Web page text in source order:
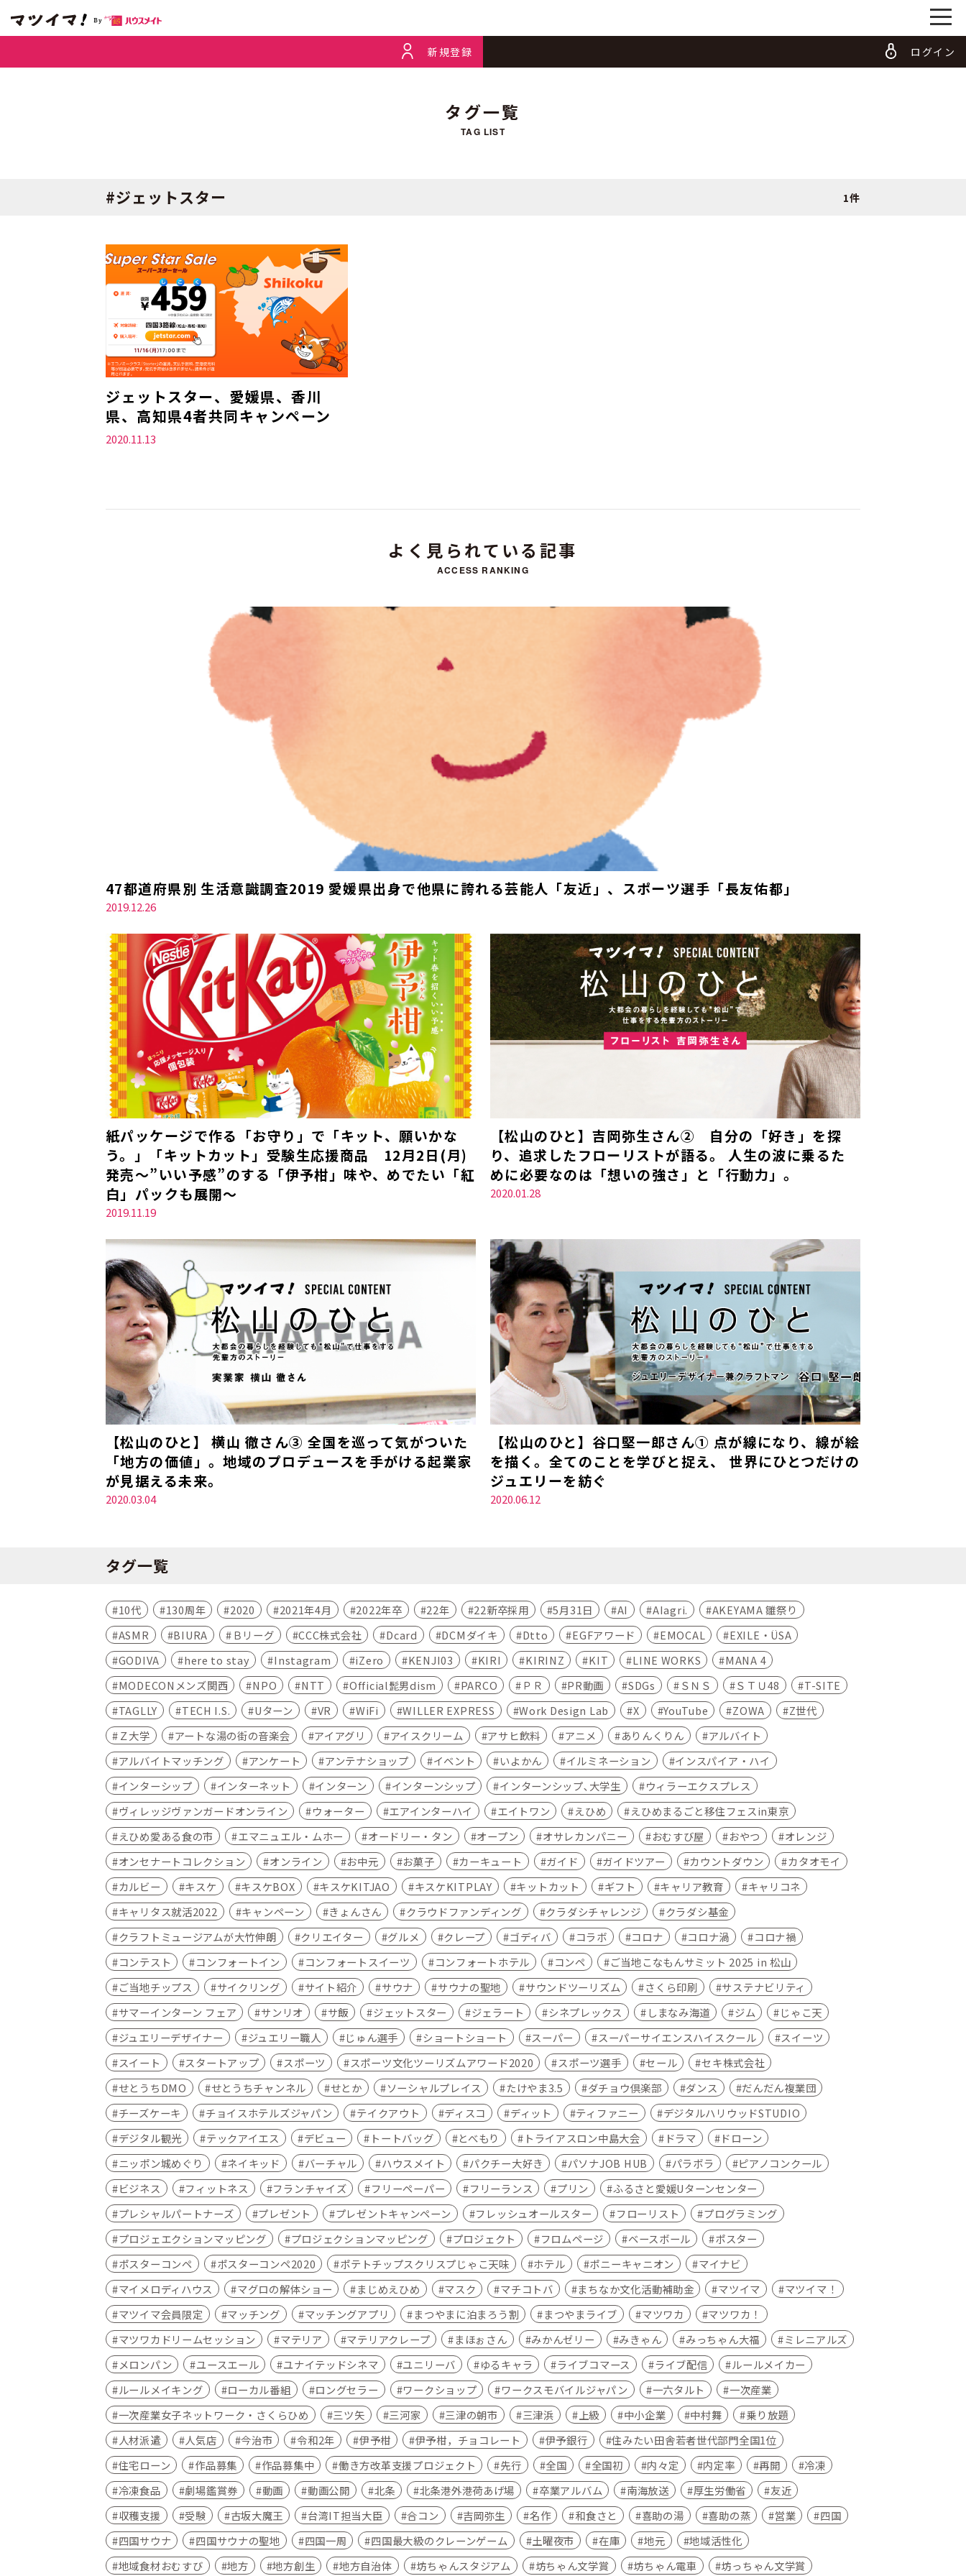
新規登録 ログイン
タグ一覧
TAG LIST
#ジェットスター 1件
ジェットスター、愛媛県、香川
県、高知県4者共同キャンペーン
2020.11.13
よく見られている記事
ACCESS RANKING
47都道府県別 生活意識調査2019 愛媛県出身で他県に誇れる芸能人「友近」、スポーツ選手「長友佑都」
2019.12.26
紙パッケージで作る「お守り」で「キット、願いかな
う。」「キットカット」受験生応援商品 12月2日(月)
発売～”いい予感”のする「伊予柑」味や、めでたい「紅
白」パックも展開～
2019.11.19
【松山のひと】吉岡弥生さん② 自分の「好き」を探
り、追求したフローリストが語る。 人生の波に乗るた
めに必要なのは「想いの強さ」と「行動力」。
2020.01.28
【松山のひと】 横山 徹さん③ 全国を巡って気がついた
「地方の価値」。地域のプロデュースを手がける起業家
が見据える未来。
2020.03.04
【松山のひと】谷口堅一郎さん① 点が線になり、線が絵
を描く。全てのことを学びと捉え、 世界にひとつだけの
ジュエリーを紡ぐ
2020.06.12
タグ一覧
10代 130周年 2020 2021年4月 2022年卒 22年 22新卒採用 5月31日 AI AIagri.
AKEYAMA 雛祭り
ASMR
BIURA Ｂリーグ CCC株式会社 Dcard DCMダイキ Dtto EGFアワード EMOCAL
EXILE・ÜSA
GODIVA
here to stay Instagram iZero KENJI03 KIRI KIRINZ KIT LINE WORKS
MANA 4
MODECONメンズ関西
NPO NTT Official髭男dism PARCO ＰＲ PR動画 SDGs ＳＮＳ ＳＴＵ48
T-SITE
TAGLLY
TECH I.S. Uターン VR WiFi WILLER EXPRESS Work Design Lab X YouTube ZOWA
Z世代
Ｚ大学
アートな湯の街の音楽会 アイアグリ アイスクリーム アサヒ飲料 アニメ ありんくりん
アルバイト
アルバイトマッチング
アンケート アンテナショップ イベント いよかん イルミネーション
インスパイア・ハイ
インターシップ
インターネット インターン インターンシップ インターンシップ､大学生
ウィラーエクスプレス
ヴィレッジヴァンガードオンライン
ウォーター エアインターハイ エイトワン えひめ
えひめまるごと移住フェスin東京
えひめ愛ある食の市
エマニュエル・ムホー オードリー・タン オープン オサレカンパニー おむすび屋 おやつ
オレンジ
オンセナートコレクション
オンライン お中元 お菓子 カーキュート ガイド ガイドツアー カウントダウン
カタオモイ
カルビー
キスケ キスケBOX キスケKITJAO キスケKITPLAY キットカット ギフト キャリア教育
キャリコネ
キャリタス就活2022
キャンペーン きょんさん クラウドファンディング クラダシチャレンジ
クラダシ基金
クラフトミュージアムが大竹伸朗
クリエイター グルメ クレープ ゴディバ コラボ コロナ コロナ渦
コロナ禍
コンテスト
コンフォートイン コンフォートスイーツ コンフォートホテル コンペ
ご当地こなもんサミット 2025 in 松山
ご当地チップス
サイクリング サイト紹介 サウナ サウナの聖地 サウンドツーリズム さくら印刷
サステナビリティ
サマーインターン フェア
サンリオ サ飯 ジェットスター ジェラート シネプレックス しまなみ海道 ジム
じゃこ天
ジュエリーデザイナー
ジュエリー職人 じゅん選手 ショートショート スーパー スーパーサイエンスハイスクール
スイーツ
スイート
スタートアップ スポーツ スポーツ文化ツーリズムアワード2020 スポーツ選手 セール
セキ株式会社
せとうちDMO
せとうちチャンネル せとか ソーシャルプレイス たけやま3.5 ダチョウ倶楽部 ダンス
だんだん複業団
チーズケーキ
チョイスホテルズジャパン テイクアウト ディスコ ディット ティファニー
デジタルハリウッドSTUDIO
デジタル観光
テックアイエス デビュー トートバッグ とべもり トライアスロン中島大会 ドラマ
ドローン
ニッポン城めぐり
ネイキッド バーチャル ハウスメイト パクチー大好き パソナJOB HUB パラボラ
ピアノコンクール
ビジネス
フィットネス フランチャイズ フリーペーパー フリーランス プリン
ふるさと愛媛Uターンセンター
プレシャルパートナーズ
プレゼント プレゼントキャンペーン フレッシュオールスター フローリスト
プログラミング
プロジェエクションマッピング
プロジェクションマッピング プロジェクト フロムページ ベースボール
ポスター
ポスターコンペ
ポスターコンペ2020 ポテトチップスクリスプじゃこ天味 ホテル ポニーキャニオン
マイナビ
マイメロディハウス
マグロの解体ショー まじめえひめ マスク マチコトバ まちなか文化活動補助金 マツイマ
マツイマ！
マツイマ会員限定
マッチング マッチングアプリ まつやまに泊まろう割 まつやまライブ マツワカ
マツワカ！
マツワカドリームセッション
マテリア マテリアクレープ まほぉさん みかんゼリー みきゃん みっちゃん大福
ミレニアルズ
メロンパン
ユースエール ユナイテッドシネマ ユニリーバ ゆるキャラ ライブコマース ライブ配信
ルールメイカー
ルールメイキング
ローカル番組 ロングセラー ワークショップ ワークスモバイルジャパン 一六タルト
一次産業
一次産業女子ネットワーク・さくらひめ
三ツ矢 三河家 三津の朝市 三津浜 上級 中小企業 中村舞
乗り放題
人材派遣
人気店 今治市 令和2年 伊予柑 伊予柑，チョコレート 伊予銀行
住みたい田舎若者世代部門全国1位
住宅ローン
作品募集 作品募集中 働き方改革支援プロジェクト 先行 全国 全国初 内々定 内定率 再開
冷凍
冷凍食品
劇場鑑賞券 動画 動画公開 北条 北条港外港荷あげ場 卒業アルバム 南海放送 厚生労働省
友近
収穫支援
受験 古坂大魔王 台湾IT担当大臣 合コン 吉岡弥生 名作 和食さと 喜助の湯 喜助の蒸 営業
四国
四国サウナ
四国サウナの聖地 四国一周 四国最大級のクレーンゲーム 土曜夜市 在庫 地元
地域活性化
地域食材おむすび
地方 地方創生 地方自治体 坊ちゃんスタジアム 坊ちゃん文学賞 坊ちゃん電車 坊っちゃん文学賞